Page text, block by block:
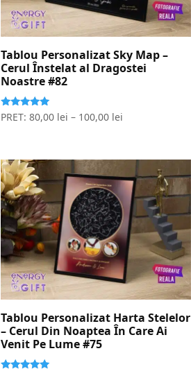
Tablou Personalizat Sky Map –
Cerul Înstelat al Dragostei
Noastre #82
Evaluat la
5.00
PRET: 80,00 lei – 100,00 lei
Tablou Personalizat Harta Stelelor
– Cerul Din Noaptea În Care Ai
Venit Pe Lume #75